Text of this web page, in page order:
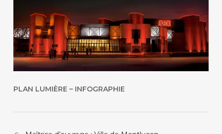
PLAN LUMIÈRE – INFOGRAPHIE